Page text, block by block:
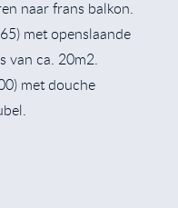
naar frans balkon.
met openslaande
van ca. 20m2.
met douche